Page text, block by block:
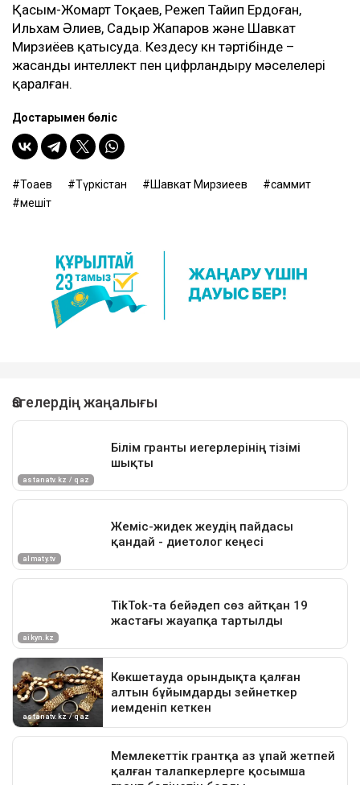
Қасым-Жомарт Тоқаев, Режеп Тайип Ердоған,
Ильхам Әлиев, Садыр Жапаров және Шавкат
Мирзиёев қатысуда. Кездесу күн тәртібінде –
жасанды интеллект пен цифрландыру мәселелері
қаралған.
Достарыңмен бөліс
Тоқаев Түркістан Шавкат Мирзиеев
саммит
мешіт